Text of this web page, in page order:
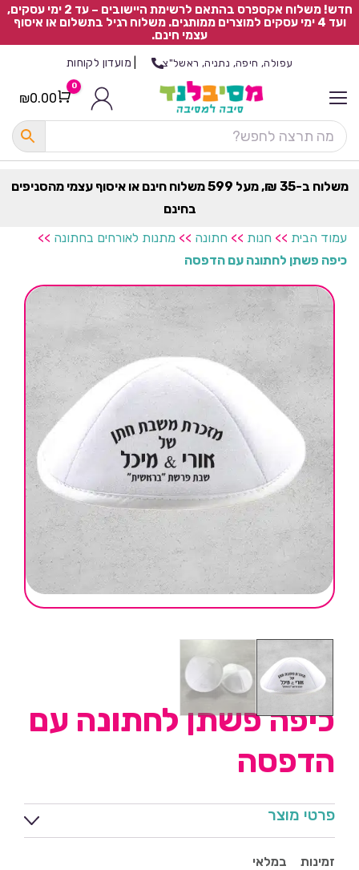
חדש! משלוח אקספרס בהתאם לרשימת היישובים – עד 2 ימי עסקים,
ועד 4 ימי עסקים למוצרים ממותגים. משלוח רגיל בתשלום או איסוף
עצמי חינם.
עפולה, חיפה, נתניה, ראשל"צ מועדון לקוחות
Cart
0
₪0.00
משלוח ב-35 ₪, מעל 599 משלוח חינם או איסוף עצמי מהסניפים
בחינם
עמוד הבית >> חנות >> חתונה >> מתנות לאורחים בחתונה >>
כיפה פשתן לחתונה עם הדפסה
כיפה פשתן לחתונה עם
הדפסה
פרטי מוצר
זמינות במלאי